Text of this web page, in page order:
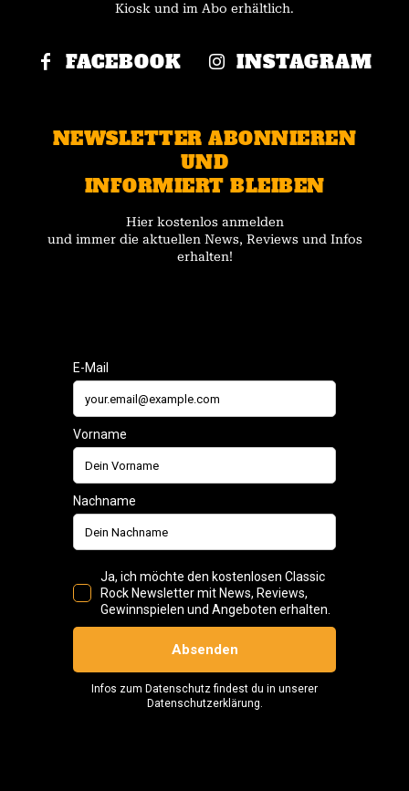
Kiosk und im Abo erhältlich.
FACEBOOK INSTAGRAM
NEWSLETTER ABONNIEREN
UND
INFORMIERT BLEIBEN
Hier kostenlos anmelden
und immer die aktuellen News, Reviews und Infos
erhalten!